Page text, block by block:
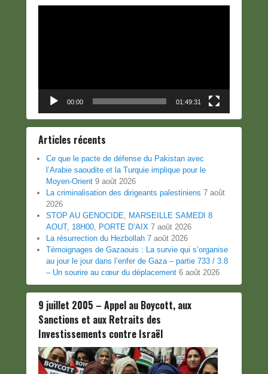
00:00 01:49:31
Articles récents
Ce que le pacte de défense du Pakistan avec
l’Arabie saoudite et la Turquie implique pour le
Moyen-Orient 9 août 2026
La criminalisation des dirigeants palestiniens 7 août
2026
STOP AU GENOCIDE, MARSEILLE SAMEDI 8
AOUT, 18H00, PORTE D’AIX 7 août 2026
La résurrection du Hezbollah 7 août 2026
Témoignages de Gazaouis : La survie qui s’organise
au jour le jour dans l’enfer de Gaza – partie 733 / 3.8
– Un sourire au cœur du déplacement 6 août 2026
9 juillet 2005 – Appel au Boycott, aux
Sanctions et aux Retraits des
Investissements contre Israël